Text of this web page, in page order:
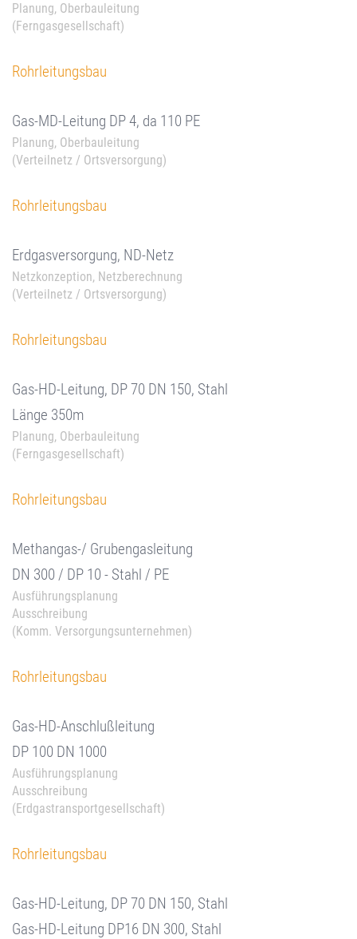
Planung, Oberbauleitung
(Ferngasgesellschaft)
Rohrleitungsbau
Gas-MD-Leitung DP 4, da 110 PE
Planung, Oberbauleitung
(Verteilnetz / Ortsversorgung)
Rohrleitungsbau
Erdgasversorgung, ND-Netz
Netzkonzeption, Netzberechnung
(Verteilnetz / Ortsversorgung)
Rohrleitungsbau
Gas-HD-Leitung, DP 70 DN 150, Stahl
Länge 350m
Planung, Oberbauleitung
(Ferngasgesellschaft)
Rohrleitungsbau
Methangas-/ Grubengasleitung
DN 300 / DP 10 - Stahl / PE
Ausführungsplanung
Ausschreibung
(Komm. Versorgungsunternehmen)
Rohrleitungsbau
Gas-HD-Anschlußleitung
DP 100 DN 1000
Ausführungsplanung
Ausschreibung
(Erdgastransportgesellschaft)
Rohrleitungsbau
Gas-HD-Leitung, DP 70 DN 150, Stahl
Gas-HD-Leitung DP16 DN 300, Stahl